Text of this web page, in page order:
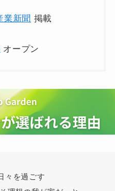
業新聞 掲載
オープン
々を過ごす